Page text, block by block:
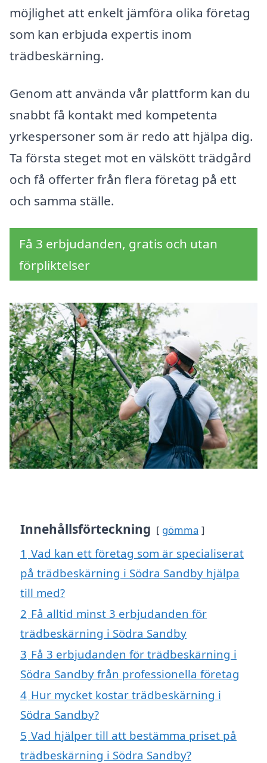
möjlighet att enkelt jämföra olika företag
som kan erbjuda expertis inom
trädbeskärning.
Genom att använda vår plattform kan du
snabbt få kontakt med kompetenta
yrkespersoner som är redo att hjälpa dig.
Ta första steget mot en välskött trädgård
och få offerter från flera företag på ett
och samma ställe.
Få 3 erbjudanden, gratis och utan
förpliktelser
Innehållsförteckning gömma
1 Vad kan ett företag som är specialiserat
på trädbeskärning i Södra Sandby hjälpa
till med?
2 Få alltid minst 3 erbjudanden för
trädbeskärning i Södra Sandby
3 Få 3 erbjudanden för trädbeskärning i
Södra Sandby från professionella företag
4 Hur mycket kostar trädbeskärning i
Södra Sandby?
5 Vad hjälper till att bestämma priset på
trädbeskärning i Södra Sandby?